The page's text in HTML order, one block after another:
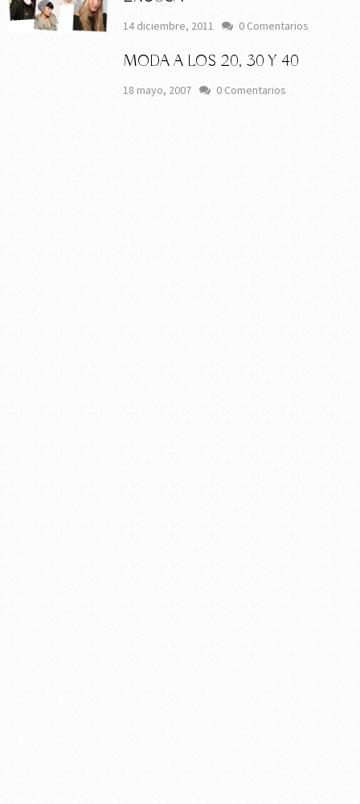
14 diciembre, 2011 0 Comentarios
MODA A LOS 20, 30 Y 40
18 mayo, 2007 0 Comentarios